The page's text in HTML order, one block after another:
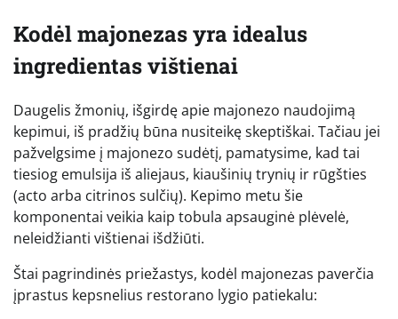
Kodėl majonezas yra idealus
ingredientas vištienai
Daugelis žmonių, išgirdę apie majonezo naudojimą
kepimui, iš pradžių būna nusiteikę skeptiškai. Tačiau jei
pažvelgsime į majonezo sudėtį, pamatysime, kad tai
tiesiog emulsija iš aliejaus, kiaušinių trynių ir rūgšties
(acto arba citrinos sulčių). Kepimo metu šie
komponentai veikia kaip tobula apsauginė plėvelė,
neleidžianti vištienai išdžiūti.
Štai pagrindinės priežastys, kodėl majonezas paverčia
įprastus kepsnelius restorano lygio patiekalu: